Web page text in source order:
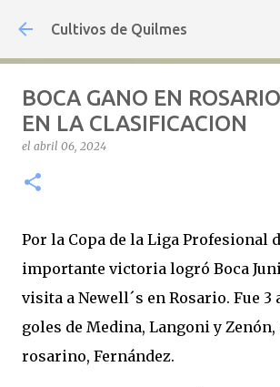
Ir al contenido principal
Cultivos de Quilmes
BOCA GANO EN
EN LA CLASIFICACION
el abril 06, 2024
Por la Copa de la Liga Profesional
importante victoria logró Boca
visita a Newell´s en Rosario. Fue 3
goles de Medina, Langoni y
rosarino, Fernández.